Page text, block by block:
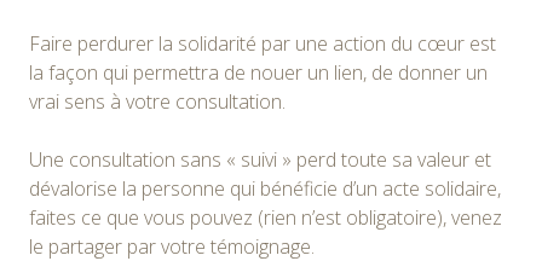
Faire perdurer la solidarité par une action du cœur est
la façon qui permettra de nouer un lien, de donner un
vrai sens à votre consultation.
Une consultation sans « suivi » perd toute sa valeur et
dévalorise la personne qui bénéficie d’un acte solidaire,
faites ce que vous pouvez (rien n’est obligatoire), venez
le partager par votre témoignage.